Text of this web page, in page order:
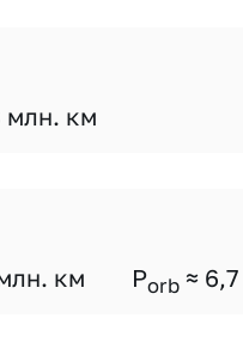
млн. км
км Porb ≈ 6,7